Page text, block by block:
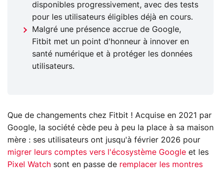
disponibles progressivement, avec des tests
pour les utilisateurs éligibles déjà en cours.
Malgré une présence accrue de Google,
Fitbit met un point d'honneur à innover en
santé numérique et à protéger les données
utilisateurs.
Que de changements chez Fitbit ! Acquise en 2021 par
Google, la société cède peu à peu la place à sa maison
mère : ses utilisateurs ont jusqu'à février 2026 pour
migrer leurs comptes vers l'écosystème Google et les
Pixel Watch sont en passe de remplacer les montres